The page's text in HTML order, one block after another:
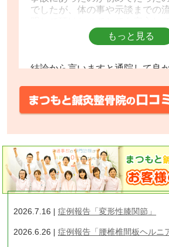
でしたが、体の事や示談までの
る事が出来ました。
先生方・スタッフの皆さん全員
に通院する事が出来たので事故
本当にありがとうございました
もっと見る
結論から言いますと通院して良
私の場合は、ぎっくり腰で体を
ず、骨盤がロックされているよ
いて、ネットでいろいろ見て回
院長先生に診てもらっていまし
な対応で、治療後には骨格模型
が悪くなっているのかの説明を
で、自分の今の体の状態を理解
ました。
仕事上、軽い腰痛になることは
ごく助かっております、ありが
2026.7.16 |症例報告「変形性膝関節」
2026.6.26 |症例報告「腰椎椎間板ヘルニ